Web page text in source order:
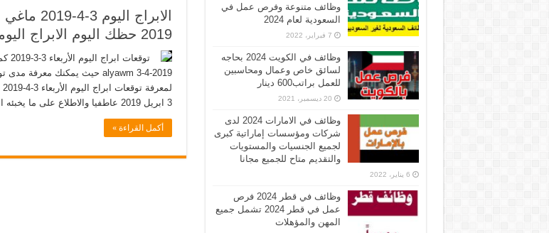
2019 حظك اليوم الابراج اليومية
3 ابريل 2019 عاطفيا والاطلاع على ما يخبئه الفلك لك …
أكمل القراءة »
وظائف متنوعة وفرص عمل في
السعودية لعام 2024
7 فبراير، 2022
وظائف في الكويت 2024 بحاجه
لسائق خاص وعمال ومحاسبين
للعمل براتب600 دينار
20 ديسمبر، 2021
وظائف في الامارات 2024 لدى
شركات ومؤسسات إماراتية كبرى
لجميع الجنسيات والمستويات
والتقديم متاح للجميع مجانا
6 يناير، 2022
وظائف في قطر 2024 فرص
عمل في قطر 2024 تشمل جميع
المهن والمؤهلات